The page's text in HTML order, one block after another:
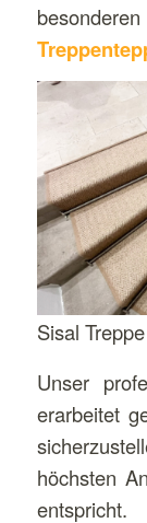
Sisal
Unser
erarbeitet
höchsten